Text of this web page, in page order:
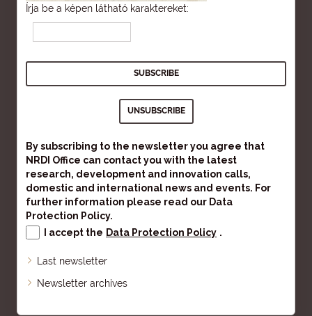
Írja be a képen látható karaktereket:
By subscribing to the newsletter you agree that
NRDI Office can contact you with the latest
research, development and innovation calls,
domestic and international news and events. For
further information please read our Data
Protection Policy.
I accept the Data Protection Policy .
Last newsletter
Newsletter archives
Sitemap